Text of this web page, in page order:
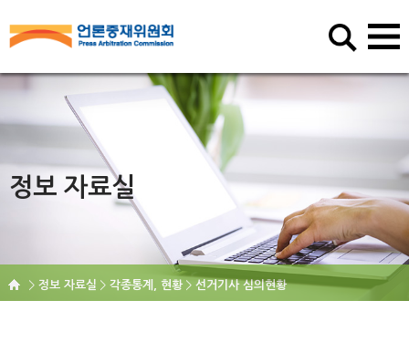
정보 자료실
정보 자료실 각종통계, 현황 선거기사 심의현황